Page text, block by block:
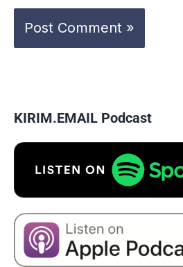
KIRIM.EMAIL Podcast